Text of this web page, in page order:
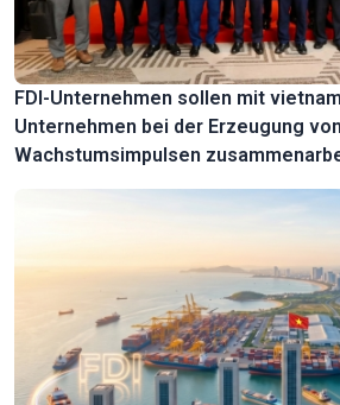
FDI-Unternehmen sollen mit
Unternehmen bei der Erzeugung von
Wachstumsimpulsen